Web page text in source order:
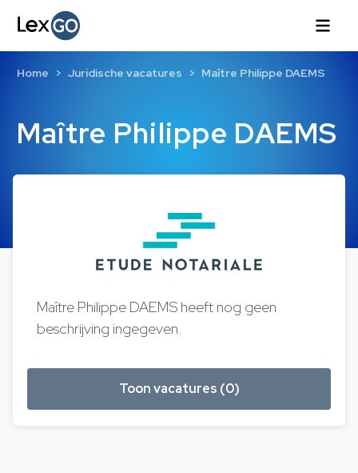
Maître Philippe DAEMS
Home Juridische vacatures Maître Philippe DAEMS
Maître Philippe DAEMS heeft nog geen
beschrijving ingegeven.
Toon vacatures (0)